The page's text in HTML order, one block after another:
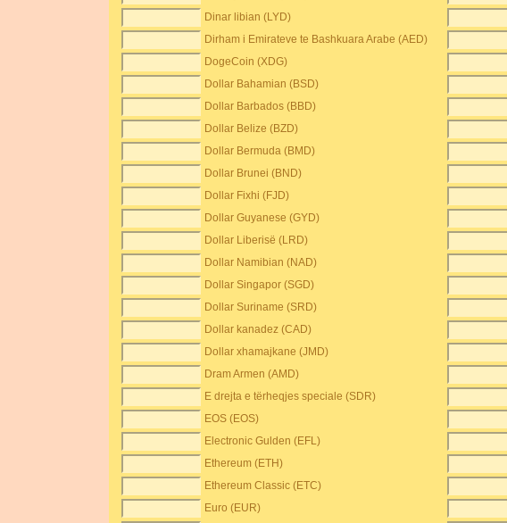
Dinar libian (LYD)
Dirham i Emirateve te Bashkuara Arabe (AED)
DogeCoin (XDG)
Dollar Bahamian (BSD)
Dollar Barbados (BBD)
Dollar Belize (BZD)
Dollar Bermuda (BMD)
Dollar Brunei (BND)
Dollar Fixhi (FJD)
Dollar Guyanese (GYD)
Dollar Liberisë (LRD)
Dollar Namibian (NAD)
Dollar Singapor (SGD)
Dollar Suriname (SRD)
Dollar kanadez (CAD)
Dollar xhamajkane (JMD)
Dram Armen (AMD)
E drejta e tërheqjes speciale (SDR)
EOS (EOS)
Electronic Gulden (EFL)
Ethereum (ETH)
Ethereum Classic (ETC)
Euro (EUR)